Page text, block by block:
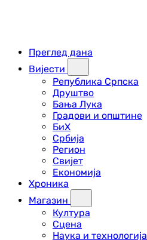
Преглед дана
Вијести
Република Српска
Друштво
Бања Лука
Градови и општине
БиХ
Србија
Регион
Свијет
Економија
Хроника
Магазин
Култура
Сцена
Наука и технологија